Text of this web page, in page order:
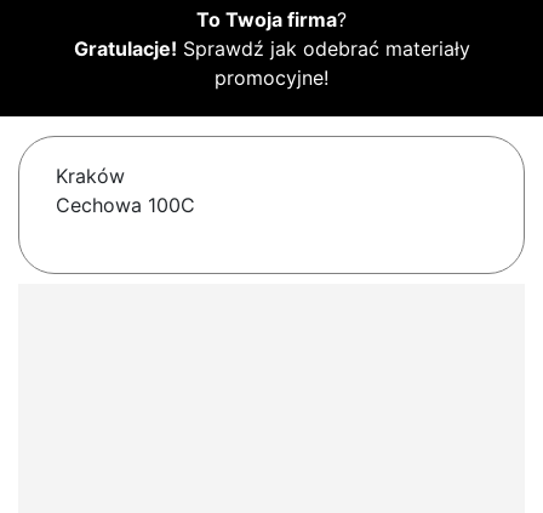
To Twoja firma?
Gratulacje! Sprawdź jak odebrać materiały
promocyjne!
Kraków
Cechowa 100C